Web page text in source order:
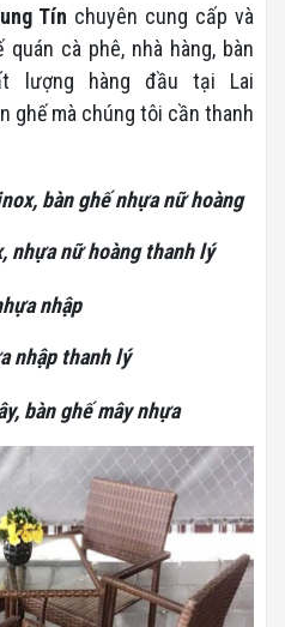
Tín chuyên cung cấp và
cà phê, nhà hàng, bàn
lượng hàng đầu tại Lai
ghế mà chúng tôi cần thanh
bàn ghế nhựa nữ hoàng
nhập
bàn ghế mây nhựa